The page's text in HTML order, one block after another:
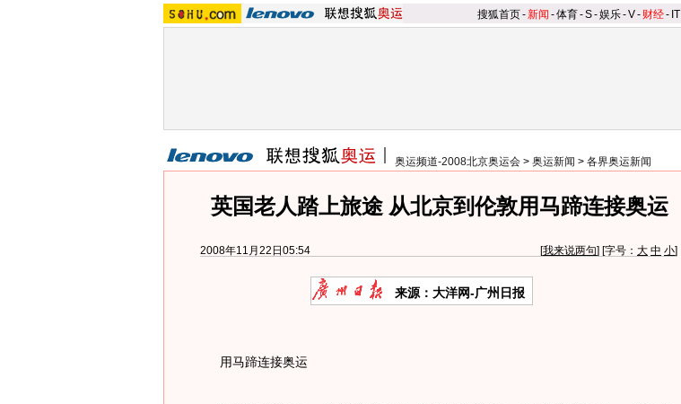
搜狐首页-新闻 -体育-S-娱乐-V- 财经- IT
奥运频道-2008北京奥运会 > 奥运新闻 > 各界奥运新闻
英国老人踏上旅途 从北京到伦敦用马蹄连接奥运
2008年11月22日05:54 [我来说两句] [字号： 大 中 小]
来源：大洋网-广州日报
用马蹄连接奥运